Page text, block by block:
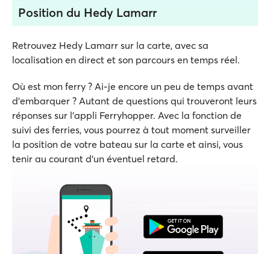
Position du Hedy Lamarr
Retrouvez Hedy Lamarr sur la carte, avec sa
localisation en direct et son parcours en temps réel.
Où est mon ferry ? Ai-je encore un peu de temps avant
d'embarquer ? Autant de questions qui trouveront leurs
réponses sur l'appli Ferryhopper. Avec la fonction de
suivi des ferries, vous pourrez à tout moment surveiller
la position de votre bateau sur la carte et ainsi, vous
tenir au courant d'un éventuel retard.